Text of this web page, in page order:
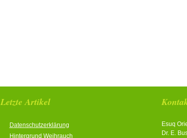
Letzte Artikel
Datenschutzerklärung
Hintergrund Weihrauch
Esuq
Dr. E.